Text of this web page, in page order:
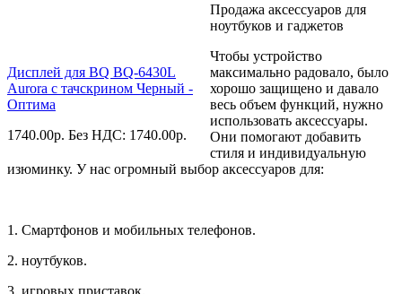
Дисплей для BQ BQ-6430L
Aurora с тачскрином Черный -
Оптима
1740.00р. Без НДС: 1740.00р.
Продажа аксессуаров для
ноутбуков и гаджетов
Чтобы устройство
максимально радовало, было
хорошо защищено и давало
весь объем функций, нужно
использовать аксессуары.
Они помогают добавить
стиля и индивидуальную
изюминку. У нас огромный выбор аксессуаров для:
1. Смартфонов и мобильных телефонов.
2. ноутбуков.
3. игровых приставок.